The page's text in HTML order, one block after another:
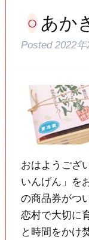
あか
Posted2022
おはようござ
いんげん」を
の商品券がつ
恋村で大切に
と時間をかけ